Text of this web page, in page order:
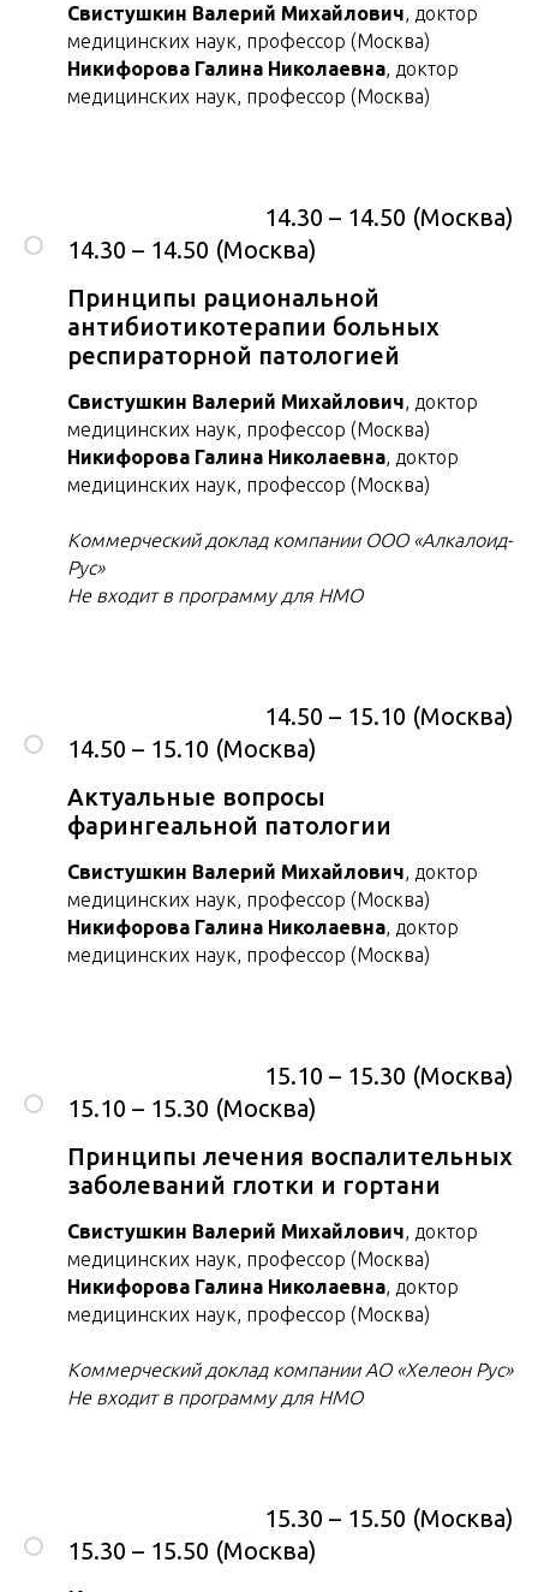
Свистушкин Валерий Михайлович, доктор
медицинских наук, профессор (Москва)
Никифорова Галина Николаевна, доктор
медицинских наук, профессор (Москва)
14.30 – 14.50 (Москва)
14.30 – 14.50 (Москва)
Принципы рациональной
антибиотикотерапии больных
респираторной патологией
Свистушкин Валерий Михайлович, доктор
медицинских наук, профессор (Москва)
Никифорова Галина Николаевна, доктор
медицинских наук, профессор (Москва)
Коммерческий доклад компании ООО «Алкалоид-
Рус»
Не входит в программу для НМО
14.50 – 15.10 (Москва)
14.50 – 15.10 (Москва)
Актуальные вопросы
фарингеальной патологии
Свистушкин Валерий Михайлович, доктор
медицинских наук, профессор (Москва)
Никифорова Галина Николаевна, доктор
медицинских наук, профессор (Москва)
15.10 – 15.30 (Москва)
15.10 – 15.30 (Москва)
Принципы лечения воспалительных
заболеваний глотки и гортани
Свистушкин Валерий Михайлович, доктор
медицинских наук, профессор (Москва)
Никифорова Галина Николаевна, доктор
медицинских наук, профессор (Москва)
Коммерческий доклад компании АО «Хелеон Рус»
Не входит в программу для НМО
15.30 – 15.50 (Москва)
15.30 – 15.50 (Москва)